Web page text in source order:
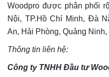
Woodpro được phân phối
Nội, TP.Hồ Chí Minh, Đà
An, Hải Phòng, Quảng
Thông tin liên hệ:
Công ty TNHH Đầu tư